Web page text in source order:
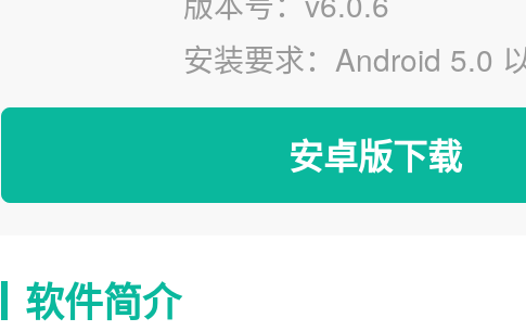
安装要求：Android 5.0
安卓版下载
软件简介